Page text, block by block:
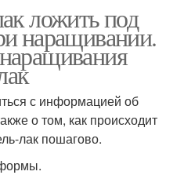
ложить под
наращивании.
с информацией об
о том, как происходит
лак пошагово.